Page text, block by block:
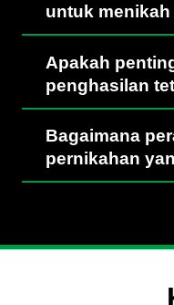
untuk
Apakah
penghasilan
Bagaimana
pernikahan